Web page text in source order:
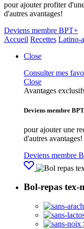
pour ajouter profiter
d'autres avantages!
Deviens membre BPT+
Accueil Recettes Latino-
Close
Consulter mes
Close
Avantages
Deviens membre
pour ajouter une
d'autres avantages!
Deviens membre
Bol-repas tex-